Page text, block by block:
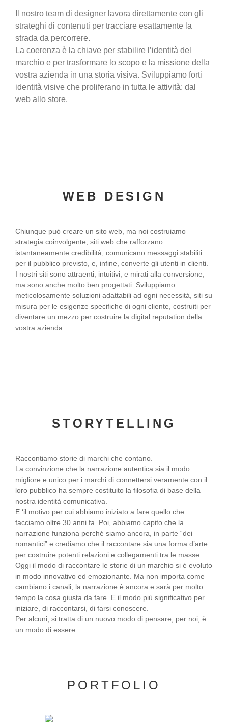
Il nostro team di designer lavora direttamente con gli
strateghi di contenuti per tracciare esattamente la
strada da percorrere.
La coerenza è la chiave per stabilire l’identità del
marchio e per trasformare lo scopo e la missione della
vostra azienda in una storia visiva. Sviluppiamo forti
identità visive che proliferano in tutta le attività: dal
web allo store.
WEB DESIGN
Chiunque può creare un sito web, ma noi costruiamo
strategia coinvolgente, siti web che rafforzano
istantaneamente credibilità, comunicano messaggi stabiliti
per il pubblico previsto, e, infine, converte gli utenti in clienti.
I nostri siti sono attraenti, intuitivi, e mirati alla conversione,
ma sono anche molto ben progettati. Sviluppiamo
meticolosamente soluzioni adattabili ad ogni necessità, siti su
misura per le esigenze specifiche di ogni cliente, costruiti per
diventare un mezzo per costruire la digital reputation della
vostra azienda.
STORYTELLING
Raccontiamo storie di marchi che contano.
La convinzione che la narrazione autentica sia il modo
migliore e unico per i marchi di connettersi veramente con il
loro pubblico ha sempre costituito la filosofia di base della
nostra identità comunicativa.
E ‘il motivo per cui abbiamo iniziato a fare quello che
facciamo oltre 30 anni fa. Poi, abbiamo capito che la
narrazione funziona perché siamo ancora, in parte “dei
romantici” e crediamo che il raccontare sia una forma d’arte
per costruire potenti relazioni e collegamenti tra le masse.
Oggi il modo di raccontare le storie di un marchio si è evoluto
in modo innovativo ed emozionante. Ma non importa come
cambiano i canali, la narrazione è ancora e sarà per molto
tempo la cosa giusta da fare. E il modo più significativo per
iniziare, di raccontarsi, di farsi conoscere.
Per alcuni, si tratta di un nuovo modo di pensare, per noi, è
un modo di essere.
PORTFOLIO